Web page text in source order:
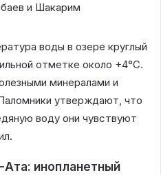
и Шакарим
воды в озере круглый
отметке около +4°C.
минералами и
утверждают, что
воду они чувствуют
Ата: инопланетный